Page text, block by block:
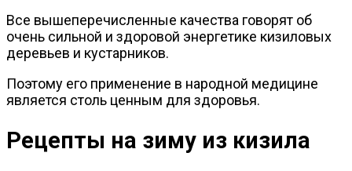
Все вышеперечисленные качества говорят об
очень сильной и здоровой энергетике кизиловых
деревьев и кустарников.
Поэтому его применение в народной медицине
является столь ценным для здоровья.
Рецепты на зиму из кизила